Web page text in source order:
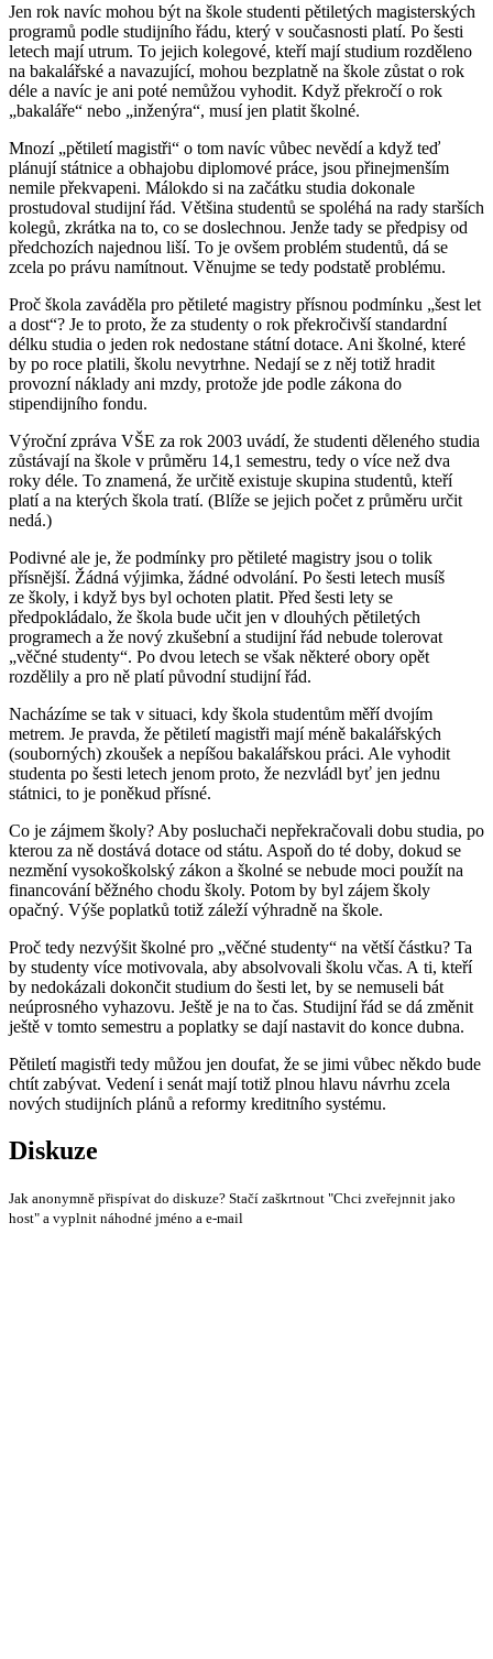
Jen rok navíc mohou být na škole studenti pětiletých magisterských
programů podle studijního řádu, který v současnosti platí. Po šesti
letech mají utrum. To jejich kolegové, kteří mají studium rozděleno
na bakalářské a navazující, mohou bezplatně na škole zůstat o rok
déle a navíc je ani poté nemůžou vyhodit. Když překročí o rok
„bakaláře“ nebo „inženýra“, musí jen platit školné.
Mnozí „pětiletí magistři“ o tom navíc vůbec nevědí a když teď
plánují státnice a obhajobu diplomové práce, jsou přinejmenším
nemile překvapeni. Málokdo si na začátku studia dokonale
prostudoval studijní řád. Většina studentů se spoléhá na rady starších
kolegů, zkrátka na to, co se doslechnou. Jenže tady se předpisy od
předchozích najednou liší. To je ovšem problém studentů, dá se
zcela po právu namítnout. Věnujme se tedy podstatě problému.
Proč škola zaváděla pro pětileté magistry přísnou podmínku „šest let
a dost“? Je to proto, že za studenty o rok překročivší standardní
délku studia o jeden rok nedostane státní dotace. Ani školné, které
by po roce platili, školu nevytrhne. Nedají se z něj totiž hradit
provozní náklady ani mzdy, protože jde podle zákona do
stipendijního fondu.
Výroční zpráva VŠE za rok 2003 uvádí, že studenti děleného studia
zůstávají na škole v průměru 14,1 semestru, tedy o více než dva
roky déle. To znamená, že určitě existuje skupina studentů, kteří
platí a na kterých škola tratí. (Blíže se jejich počet z průměru určit
nedá.)
Podivné ale je, že podmínky pro pětileté magistry jsou o tolik
přísnější. Žádná výjimka, žádné odvolání. Po šesti letech musíš
ze školy, i když bys byl ochoten platit. Před šesti lety se
předpokládalo, že škola bude učit jen v dlouhých pětiletých
programech a že nový zkušební a studijní řád nebude tolerovat
„věčné studenty“. Po dvou letech se však některé obory opět
rozdělily a pro ně platí původní studijní řád.
Nacházíme se tak v situaci, kdy škola studentům měří dvojím
metrem. Je pravda, že pětiletí magistři mají méně bakalářských
(souborných) zkoušek a nepíšou bakalářskou práci. Ale vyhodit
studenta po šesti letech jenom proto, že nezvládl byť jen jednu
státnici, to je poněkud přísné.
Co je zájmem školy? Aby posluchači nepřekračovali dobu studia, po
kterou za ně dostává dotace od státu. Aspoň do té doby, dokud se
nezmění vysokoškolský zákon a školné se nebude moci použít na
financování běžného chodu školy. Potom by byl zájem školy
opačný. Výše poplatků totiž záleží výhradně na škole.
Proč tedy nezvýšit školné pro „věčné studenty“ na větší částku? Ta
by studenty více motivovala, aby absolvovali školu včas. A ti, kteří
by nedokázali dokončit studium do šesti let, by se nemuseli bát
neúprosného vyhazovu. Ještě je na to čas. Studijní řád se dá změnit
ještě v tomto semestru a poplatky se dají nastavit do konce dubna.
Pětiletí magistři tedy můžou jen doufat, že se jimi vůbec někdo bude
chtít zabývat. Vedení i senát mají totiž plnou hlavu návrhu zcela
nových studijních plánů a reformy kreditního systému.
Diskuze
Jak anonymně přispívat do diskuze? Stačí zaškrtnout "Chci zveřejnnit jako
host" a vyplnit náhodné jméno a e-mail